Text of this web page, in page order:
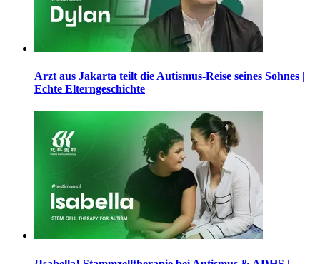
Arzt aus Jakarta teilt die Autismus-Reise seines Sohnes |
Echte Elterngeschichte